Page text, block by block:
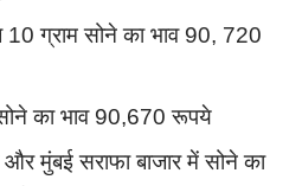
ग्राम सोने का भाव 90, 720
का भाव 90,670 रूपये
मुंबई सराफा बाजार में सोने का